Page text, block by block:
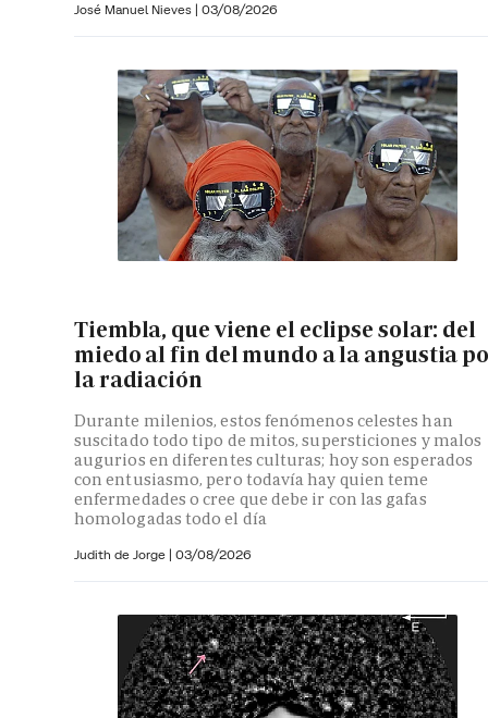
José Manuel Nieves | 03/08/2026
Tiembla, que viene el eclipse solar: del
miedo al fin del mundo a la angustia
la radiación
Durante milenios, estos fenómenos celestes han
suscitado todo tipo de mitos, supersticiones y malos
augurios en diferentes culturas; hoy son esperados
con entusiasmo, pero todavía hay quien teme
enfermedades o cree que debe ir con las gafas
homologadas todo el día
Judith de Jorge | 03/08/2026